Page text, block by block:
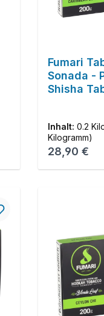
Fumari
Sonada -
Shisha
Inhalt: 0.2
Kilogramm)
Regulärer
28,90 €